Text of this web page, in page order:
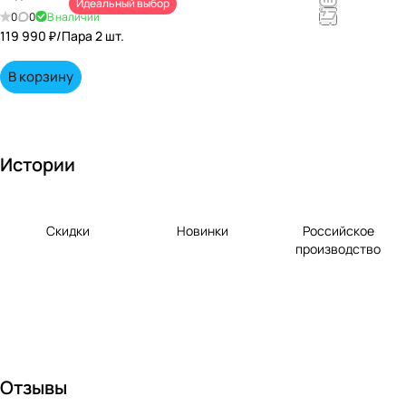
непревзойд
0 0 В наличии
Идеальный выбор
119 990 ₽/Пара 2 шт.
В корзину
Истории
Скидки Новинки
Российское
производство
Отзывы